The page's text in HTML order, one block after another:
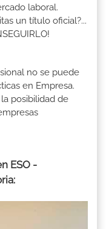
laboral.
un título oficial?...
no se puede
en Empresa.
posibilidad de
ESO -